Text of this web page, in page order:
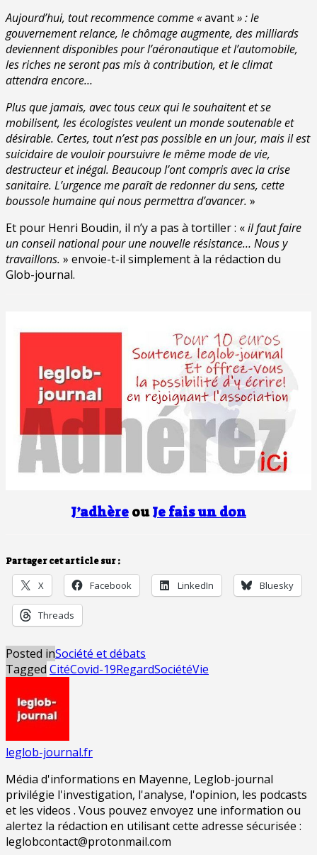
Aujourd’hui, tout recommence comme «avant» : le
gouvernement relance, le chômage augmente, des milliards
deviennent disponibles pour l’aéronautique et l’automobile,
les riches ne seront pas mis à contribution, et le climat
attendra encore…
Plus que jamais, avec tous ceux qui le souhaitent et se
mobilisent, les écologistes veulent un monde soutenable et
désirable. Certes, tout n’est pas possible en un jour, mais il est
suicidaire de vouloir poursuivre le même mode de vie,
destructeur et inégal. Beaucoup l’ont compris avec la crise
sanitaire. L’urgence me paraît de redonner du sens, cette
boussole humaine qui nous permettra d’avancer. »
Et pour Henri Boudin, il n’y a pas à tortiller : «il faut faire
un conseil national pour une nouvelle résistance… Nous y
travaillons. » envoie-t-il simplement à la rédaction du
Glob-journal.
J’adhère ouJe fais un don
Partager cet article sur :
X Facebook LinkedIn Bluesky
Threads
Posted inSociété et débats
Tagged CitéCovid-19RegardSociétéVie
leglob-journal.fr
Média d'informations en Mayenne, Leglob-journal
privilégie l'investigation, l'analyse, l'opinion, les podcasts
et les videos . Vous pouvez envoyez une information ou
alertez la rédaction en utilisant cette adresse sécurisée :
leglobcontact@protonmail.com